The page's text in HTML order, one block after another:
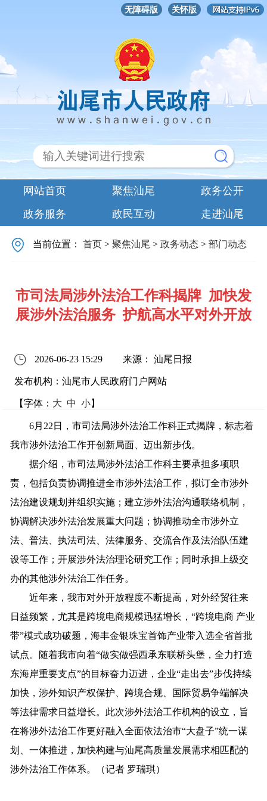
无障碍版 关怀版
网站首页 聚焦汕尾
政务公开
政务服务
政民互动 走进汕尾
当前位置：首页 >聚焦汕尾 >政务动态 >部门动态
市司法局涉外法治工作科揭牌 加快发
展涉外法治服务 护航高水平对外开放
2026-06-23 15:29 来源： 汕尾日报
发布机构：汕尾市人民政府门户网站
【字体： 大 中 小】
6月22日，市司法局涉外法治工作科正式揭牌，标志着
我市涉外法治工作开创新局面、迈出新步伐。
据介绍，市司法局涉外法治工作科主要承担多项职
责，包括负责协调推进全市涉外法治工作，拟订全市涉外
法治建设规划并组织实施；建立涉外法治沟通联络机制，
协调解决涉外法治发展重大问题；协调推动全市涉外立
法、普法、执法司法、法律服务、交流合作及法治队伍建
设等工作；开展涉外法治理论研究工作；同时承担上级交
办的其他涉外法治工作任务。
近年来，我市对外开放程度不断提高，对外经贸往来
日益频繁，尤其是跨境电商规模迅猛增长，“跨境电商 产业
带”模式成功破题，海丰金银珠宝首饰产业带入选全省首批
试点。随着我市向着“做实做强西承东联桥头堡，全力打造
东海岸重要支点”的目标奋力迈进，企业“走出去”步伐持续
加快，涉外知识产权保护、跨境合规、国际贸易争端解决
等法律需求日益增长。此次涉外法治工作机构的设立，旨
在将涉外法治工作更好融入全面依法治市“大盘子”统一谋
划、一体推进，加快构建与汕尾高质量发展需求相匹配的
涉外法治工作体系。（记者 罗瑞琪）